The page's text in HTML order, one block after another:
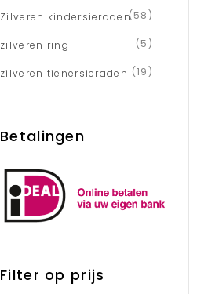
Zilveren kindersieraden(58)
zilveren ring (5)
zilveren tienersieraden (19)
Betalingen
Filter op prijs